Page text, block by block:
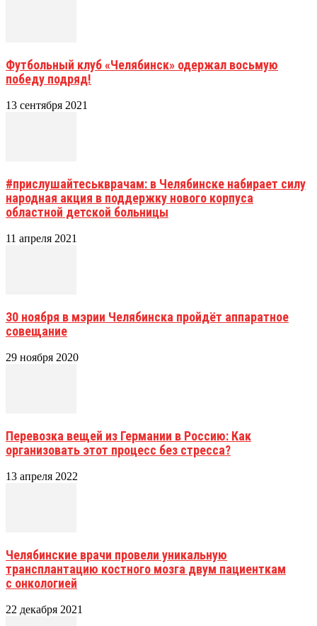
Футбольный клуб «Челябинск» одержал восьмую
победу подряд!
13 сентября 2021
#прислушайтеськврачам: в Челябинске набирает силу
народная акция в поддержку нового корпуса
областной детской больницы
11 апреля 2021
30 ноября в мэрии Челябинска пройдёт аппаратное
совещание
29 ноября 2020
Перевозка вещей из Германии в Россию: Как
организовать этот процесс без стресса?
13 апреля 2022
Челябинские врачи провели уникальную
трансплантацию костного мозга двум пациенткам
с онкологией
22 декабря 2021